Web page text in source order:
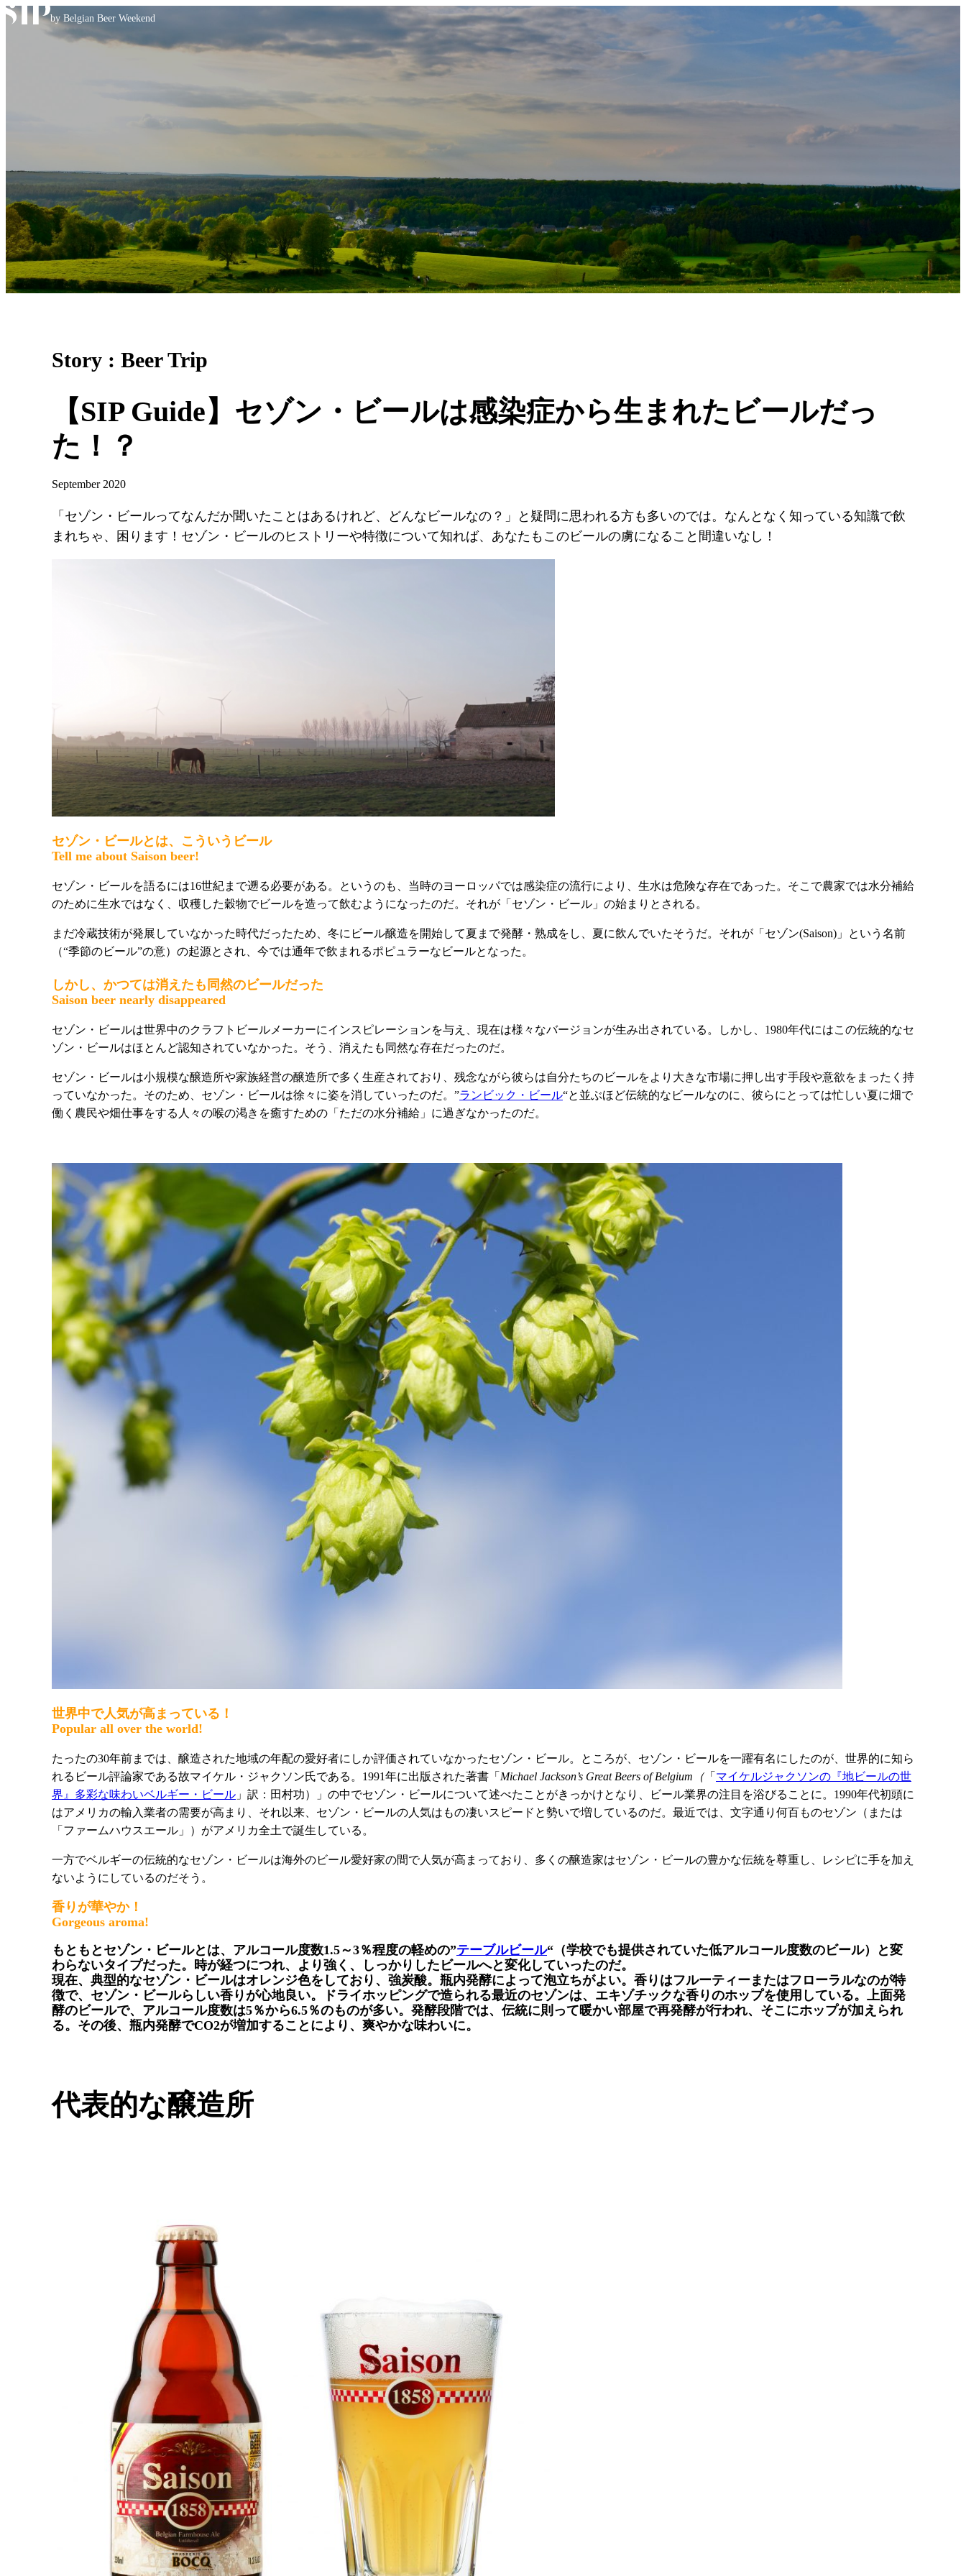
Skip to content
by Belgian Beer Weekend
Story : Beer Trip
【SIP Guide】セゾン・ビールは感染症から生まれたビールだっ
た！？
September 2020
「セゾン・ビールってなんだか聞いたことはあるけれど、どんなビールなの？」と疑問に思われる方も多いのでは。なんとなく知っている知識で飲
まれちゃ、困ります！セゾン・ビールのヒストリーや特徴について知れば、あなたもこのビールの虜になること間違いなし！
セゾン・ビールとは、こういうビール
Tell me about Saison beer!
セゾン・ビールを語るには16世紀まで遡る必要がある。というのも、当時のヨーロッパでは感染症の流行により、生水は危険な存在であった。そこで農家では水分補給
のために生水ではなく、収穫した穀物でビールを造って飲むようになったのだ。それが「セゾン・ビール」の始まりとされる。
まだ冷蔵技術が発展していなかった時代だったため、冬にビール醸造を開始して夏まで発酵・熟成をし、夏に飲んでいたそうだ。それが「セゾン(Saison)」という名前
（“季節のビール”の意）の起源とされ、今では通年で飲まれるポピュラーなビールとなった。
しかし、かつては消えたも同然のビールだった
Saison beer nearly disappeared
セゾン・ビールは世界中のクラフトビールメーカーにインスピレーションを与え、現在は様々なバージョンが生み出されている。しかし、1980年代にはこの伝統的なセ
ゾン・ビールはほとんど認知されていなかった。そう、消えたも同然な存在だったのだ。
セゾン・ビールは小規模な醸造所や家族経営の醸造所で多く生産されており、残念ながら彼らは自分たちのビールをより大きな市場に押し出す手段や意欲をまったく持
っていなかった。そのため、セゾン・ビールは徐々に姿を消していったのだ。”ランビック・ビール“と並ぶほど伝統的なビールなのに、彼らにとっては忙しい夏に畑で
働く農民や畑仕事をする人々の喉の渇きを癒すための「ただの水分補給」に過ぎなかったのだ。
世界中で人気が高まっている！
Popular all over the world!
たったの30年前までは、醸造された地域の年配の愛好者にしか評価されていなかったセゾン・ビール。ところが、セゾン・ビールを一躍有名にしたのが、世界的に知ら
れるビール評論家である故マイケル・ジャクソン氏である。1991年に出版された著書「 Michael Jackson’s Great Beers of Belgium（ 「 マイケルジャクソンの『地ビールの世
界』多彩な味わいベルギー・ビール 」訳：田村功）」の中でセゾン・ビールについて述べたことがきっかけとなり、ビール業界の注目を浴びることに。1990年代初頭に
はアメリカの輸入業者の需要が高まり、それ以来、セゾン・ビールの人気はもの凄いスピードと勢いで増しているのだ。最近では、文字通り何百ものセゾン（または
「ファームハウスエール」）がアメリカ全土で誕生している。
一方でベルギーの伝統的なセゾン・ビールは海外のビール愛好家の間で人気が高まっており、多くの醸造家はセゾン・ビールの豊かな伝統を尊重し、レシピに手を加え
ないようにしているのだそう。
香りが華やか！
Gorgeous aroma!
もともとセゾン・ビールとは、アルコール度数1.5～3％程度の軽めの”テーブルビール“（学校でも提供されていた低アルコール度数のビール）と変
わらないタイプだった。時が経つにつれ、より強く、しっかりしたビールへと変化していったのだ。
現在、典型的なセゾン・ビールはオレンジ色をしており、強炭酸。瓶内発酵によって泡立ちがよい。香りはフルーティーまたはフローラルなのが特
徴で、セゾン・ビールらしい香りが心地良い。ドライホッピングで造られる最近のセゾンは、エキゾチックな香りのホップを使用している。上面発
酵のビールで、アルコール度数は5％から6.5％のものが多い。発酵段階では、伝統に則って暖かい部屋で再発酵が行われ、そこにホップが加えられ
る。その後、瓶内発酵でCO2が増加することにより、爽やかな味わいに。
代表的な醸造所